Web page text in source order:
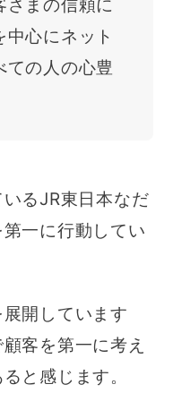
さまの信頼に
心にネット
ての人の心豊
るJR東日本なだ
一に行動してい
開しています
客を第一に考え
と感じます。